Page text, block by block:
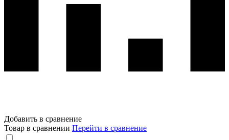
Добавить в сравнение
Товар в сравнении Перейти в сравнение